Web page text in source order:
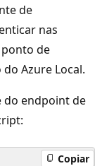
de
nas
de
Azure Local.
do endpoint de
Copiar